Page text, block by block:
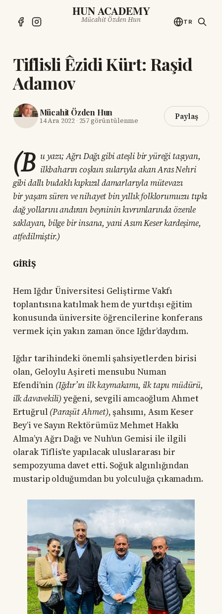
HUN ACADEMY
Mücahit Özden Hun TR
Tiflisli Êzidi Kürt: Raşid
Adamov
Mücahit Özden Hun
14 Ara 2022· 257 görüntülenme Paylaş
(B u yazı; Ağrı Dağı gibi ateşli bir yüreği taşıyan,
ilkbaharın coşkun sularıyla akan Aras Nehri
gibi dallı budaklı kıpkızıl damarlarıyla mütevazı
bir yaşam süren ve nihayet bin yıllık folklorumuzu tıpkı
dağ yollarını andıran beyninin kıvrımlarında özenle
saklayan, bilge bir insana, yani Asım Keser kardeşime,
atfedilmiştir.)
GİRİŞ
Hem Iğdır Üniversitesi Geliştirme Vakfı
toplantısına katılmak hem de yurtdışı eğitim
konusunda üniversite öğrencilerine konferans
vermek için yakın zaman önce Iğdır’daydım.
Iğdır tarihindeki önemli şahsiyetlerden birisi
olan, Geloylu Aşireti mensubu Numan
Efendi’nin (Iğdır’ın ilk kaymakamı, ilk tapu müdürü,
ilk davavekili)yeğeni, sevgili amcaoğlum Ahmet
Ertuğrul (Paraşüt Ahmet), şahsımı, Asım Keser
Bey’i ve Sayın Rektörümüz Mehmet Hakkı
Alma’yı Ağrı Dağı ve Nuh’un Gemisi ile ilgili
olarak Tiflis’te yapılacak uluslararası bir
sempozyuma davet etti. Soğuk algınlığından
mustarip olduğumdan bu yolculuğa çıkamadım.